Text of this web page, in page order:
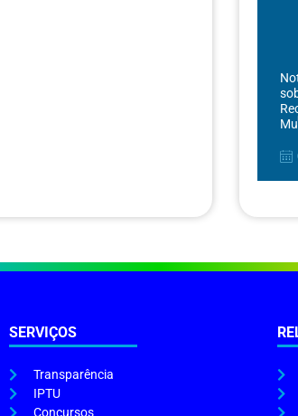
SERVIÇOS
Transparência
IPTU
Concursos